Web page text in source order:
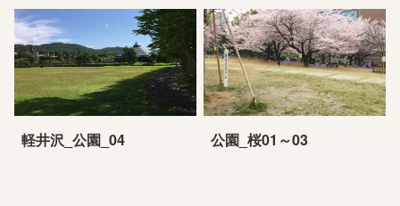
軽井沢_公園_04 公園_桜01～03